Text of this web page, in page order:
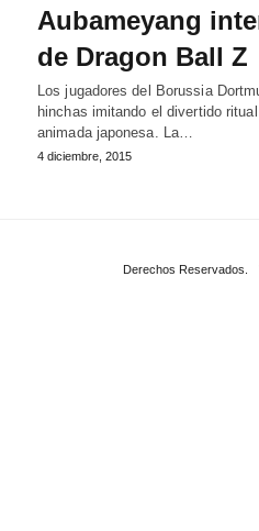
Aubameyang
de Dragon Ball Z
Los jugadores del Borussia
hinchas imitando el divertido
animada japonesa. La…
4 diciembre, 2015
Derechos Reservados.